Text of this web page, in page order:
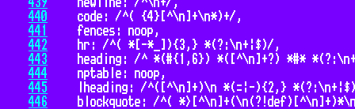
440
441
442
443
444
445
446